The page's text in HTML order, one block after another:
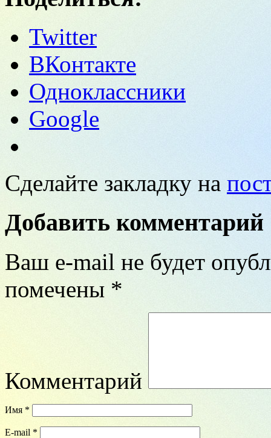
Twitter
ВКонтакте
Одноклассники
Google
Сделайте закладку на
Добавить комментарий
Ваш e-mail не будет
помечены *
Комментарий
Имя *
E-mail *